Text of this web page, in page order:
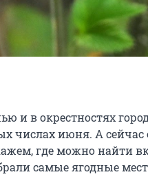
и в окрестностях
числах июня. А сейчас
где можно найти
самые ягодные